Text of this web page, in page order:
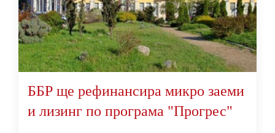
ББР ще рефинансира микро заеми
и лизинг по програма "Прогрес"